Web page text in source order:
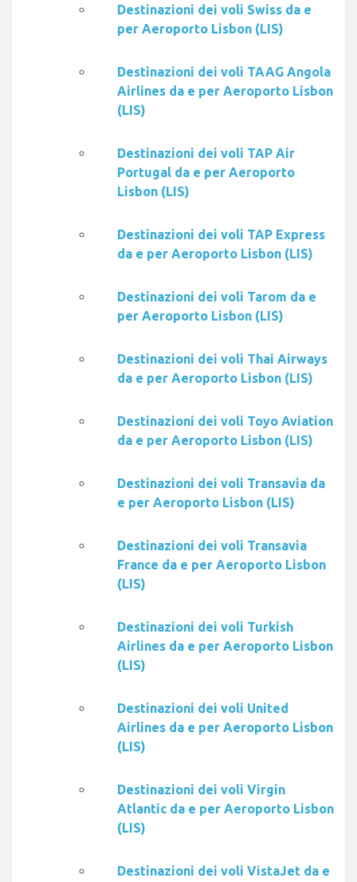
Destinazioni dei voli Swiss da e
per Aeroporto Lisbon (LIS)
Destinazioni dei voli TAAG Angola
Airlines da e per Aeroporto Lisbon
(LIS)
Destinazioni dei voli TAP Air
Portugal da e per Aeroporto
Lisbon (LIS)
Destinazioni dei voli TAP Express
da e per Aeroporto Lisbon (LIS)
Destinazioni dei voli Tarom da e
per Aeroporto Lisbon (LIS)
Destinazioni dei voli Thai Airways
da e per Aeroporto Lisbon (LIS)
Destinazioni dei voli Toyo Aviation
da e per Aeroporto Lisbon (LIS)
Destinazioni dei voli Transavia da
e per Aeroporto Lisbon (LIS)
Destinazioni dei voli Transavia
France da e per Aeroporto Lisbon
(LIS)
Destinazioni dei voli Turkish
Airlines da e per Aeroporto Lisbon
(LIS)
Destinazioni dei voli United
Airlines da e per Aeroporto Lisbon
(LIS)
Destinazioni dei voli Virgin
Atlantic da e per Aeroporto Lisbon
(LIS)
Destinazioni dei voli VistaJet da e